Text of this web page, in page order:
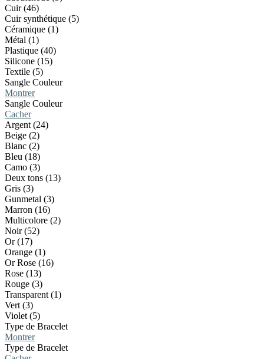
Cuir (46)
Cuir synthétique (5)
Céramique (1)
Métal (1)
Plastique (40)
Silicone (15)
Textile (5)
Sangle Couleur
Montrer
Sangle Couleur
Cacher
Argent (24)
Beige (2)
Blanc (2)
Bleu (18)
Camo (3)
Deux tons (13)
Gris (3)
Gunmetal (3)
Marron (16)
Multicolore (2)
Noir (52)
Or (17)
Orange (1)
Or Rose (16)
Rose (13)
Rouge (3)
Transparent (1)
Vert (3)
Violet (5)
Type de Bracelet
Montrer
Type de Bracelet